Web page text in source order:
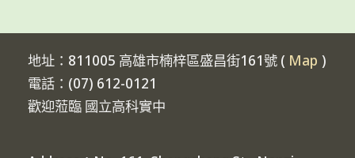
地址：811005 高雄市楠梓區盛昌街161號 ( Map )
電話：(07) 612-0121
歡迎蒞臨 國立高科實中